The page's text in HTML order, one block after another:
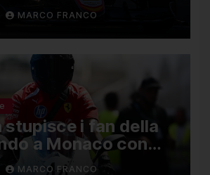
del Pino ottavo
MARCO FRANCO
stupisce i fan della
a Monaco con
in edizione limitata
MARCO FRANCO